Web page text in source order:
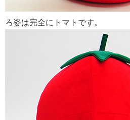
ろ姿は完全にトマトです。